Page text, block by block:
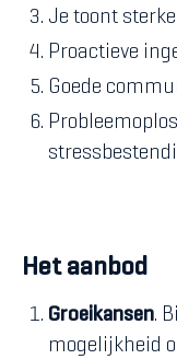
Je toont
Proactieve
Goede
Het aanbod
Groeikansen.
mogelijkheid